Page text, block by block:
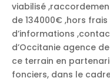
viabilisé
de 134000€ ,hors
d’informations
d’Occitanie agence
ce terrain en
fonciers, dans le